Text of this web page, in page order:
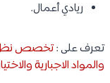
ريادي أعمال.
تعرف على :تخصص نظم
والمواد الاجبارية